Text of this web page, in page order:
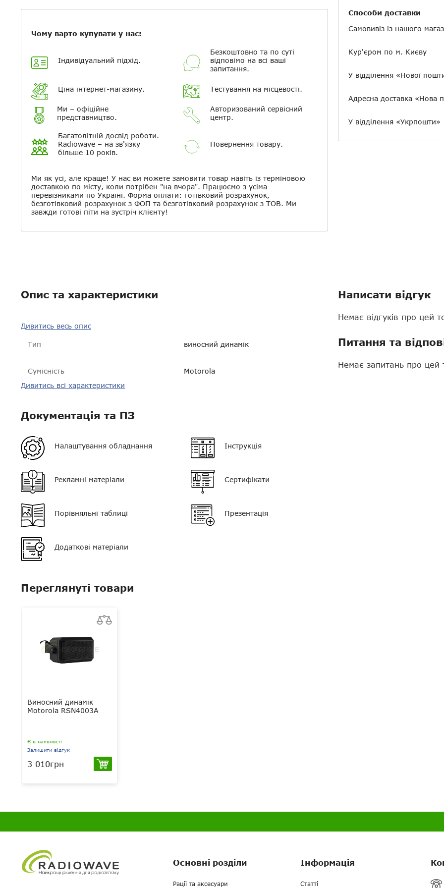
Чому варто купувати у нас:
Індивідуальний підхід.
Безкоштовно та по суті
відповімо на всі ваші
запитання.
Ціна інтернет-магазину. Тестування на місцевості.
Ми – офіційне
представництво.
Авторизований сервісний
центр.
Багатолітній досвід роботи.
Radiowave – на зв'язку
більше 10 років.
Повернення товару.
Ми як усі, але краще! У нас ви можете замовити товар навіть із терміновою
доставкою по місту, коли потрібен "на вчора". Працюємо з усіма
перевізниками по Україні. Форма оплати: готівковий розрахунок,
безготівковий розрахунок з ФОП та безготівковий розрахунок з ТОВ. Ми
завжди готові піти на зустріч клієнту!
Способи доставки
Самовивіз із нашого
Кур'єром по м. Києву
У відділення «Нової
Адресна доставка «Нова
У відділення «Укрпошти»
Опис та характеристики
Дивитись весь опис
Тип виносний динамік
Сумісність Motorola
Розмір
Гарантія
Тип мікрофона немає
Дивитись всі характеристики
Документація та ПЗ
Налаштування обладнання Інструкція
Рекламні матеріали Сертифікати
Порівняльні таблиці Презентація
Додаткові матеріали
Написати відгук
Немає відгуків про цей
Питання та
Немає запитань про цей
Переглянуті товари
Виносний динамік
Motorola RSN4003A
Є в наявності
Залишити відгук
3 010грн
Основні розділи
Рації та аксесуари
Інформація
Статті